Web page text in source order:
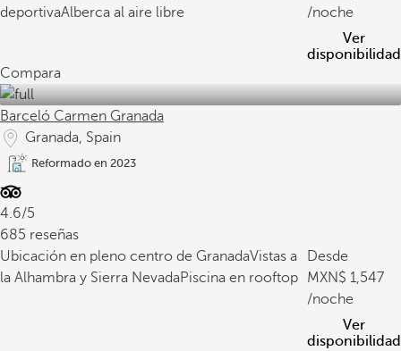
deportivaAlberca al aire libre
/noche
Ver
disponibilidad
Compara
Barceló Carmen Granada
Granada, Spain
Reformado en 2023
4.6/5
685 reseñas
Ubicación en pleno centro de GranadaVistas a
la Alhambra y Sierra NevadaPiscina en rooftop
Desde
1,547
/noche
Ver
disponibilidad